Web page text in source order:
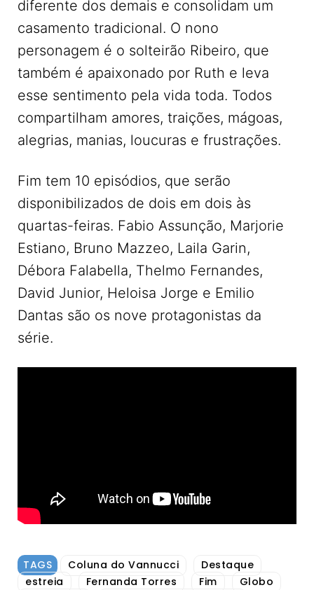
diferente dos demais e consolidam um
casamento tradicional. O nono
personagem é o solteirão Ribeiro, que
também é apaixonado por Ruth e leva
esse sentimento pela vida toda. Todos
compartilham amores, traições, mágoas,
alegrias, manias, loucuras e frustrações.
Fim tem 10 episódios, que serão
disponibilizados de dois em dois às
quartas-feiras. Fabio Assunção, Marjorie
Estiano, Bruno Mazzeo, Laila Garin,
Débora Falabella, Thelmo Fernandes,
David Junior, Heloisa Jorge e Emilio
Dantas são os nove protagonistas da
série.
TAGS Coluna do Vannucci
Destaque
estreia
Fernanda Torres Fim
Globo